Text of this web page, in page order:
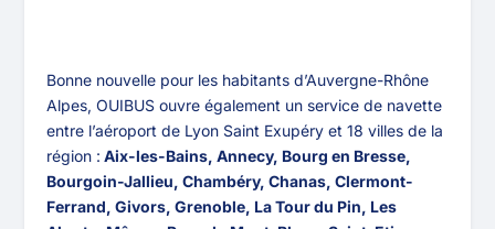
Bonne nouvelle pour les habitants d’Auvergne-Rhône
Alpes, OUIBUS ouvre également un service de navette
entre l’aéroport de Lyon Saint Exupéry et 18 villes de la
région : Aix-les-Bains, Annecy, Bourg en Bresse,
Bourgoin-Jallieu, Chambéry, Chanas, Clermont-
Ferrand, Givors, Grenoble, La Tour du Pin, Les